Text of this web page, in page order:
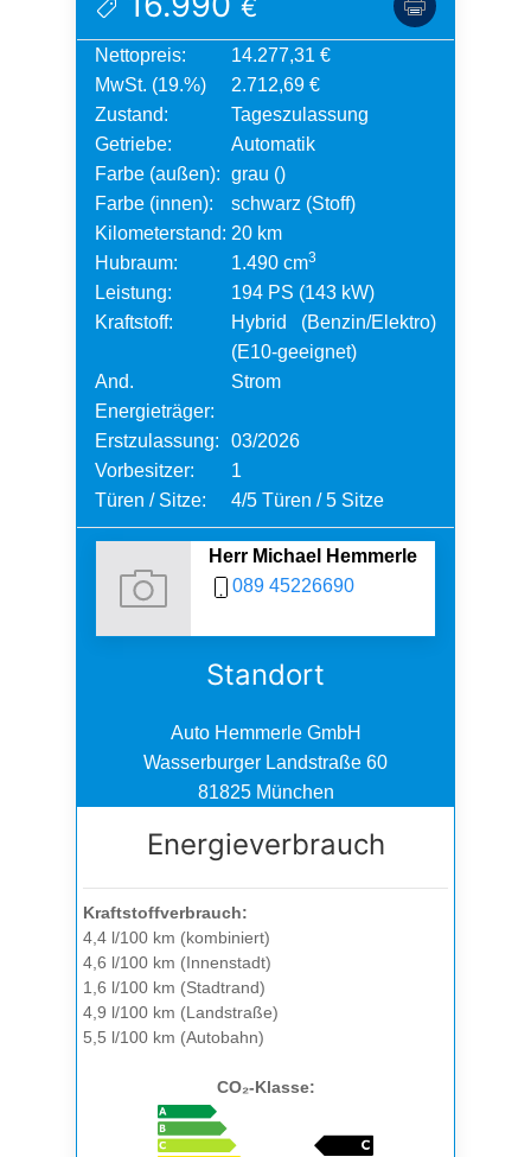
€
Nettopreis:
14.277,31 €
MwSt. (19.%)
2.712,69 €
Zustand:
Tageszulassung
Getriebe:
Automatik
Farbe (außen): grau ()
Farbe (innen):
schwarz (Stoff)
Kilometerstand: 20 km
Hubraum:
1.490 cm3
Leistung:
194 PS (143 kW)
Kraftstoff:
Hybrid (Benzin/Elektro)
(E10-geeignet)
And.
Energieträger:
Strom
Erstzulassung:
03/2026
Vorbesitzer:
1
Türen / Sitze:
4/5 Türen / 5 Sitze
Herr Michael Hemmerle
089 45226690
Standort
Auto Hemmerle GmbH
Wasserburger Landstraße 60
81825 München
Energieverbrauch
Kraftstoffverbrauch:
4,4 l/100 km (kombiniert)
4,6 l/100 km (Innenstadt)
1,6 l/100 km (Stadtrand)
4,9 l/100 km (Landstraße)
5,5 l/100 km (Autobahn)
CO₂-Klasse: